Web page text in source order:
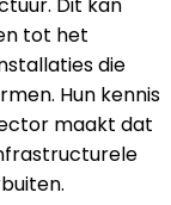
tot het
die
Hun kennis
maakt dat